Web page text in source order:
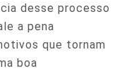
desse processo
a pena
que tornam
boa